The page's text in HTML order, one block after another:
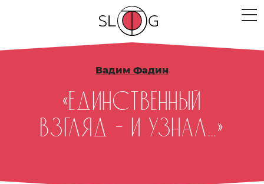
Вадим Фадин
«Единственный
взгляд – и узнал...»
ЛЮДИ
МЕРОПРИЯТИЯ
ПРОЕКТЫ